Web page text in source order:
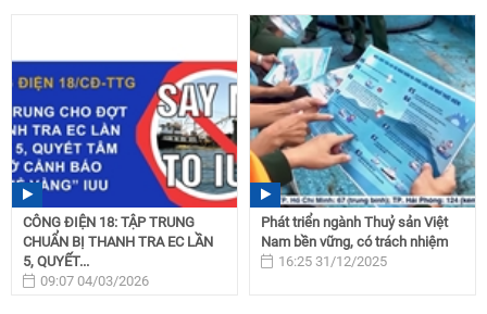
CÔNG ĐIỆN 18: TẬP TRUNG
CHUẨN BỊ THANH TRA EC LẦN
5, QUYẾT...
09:07 04/03/2026
Phát triển ngành Thuỷ sản Việt
Nam bền vững, có trách nhiệm
16:25 31/12/2025